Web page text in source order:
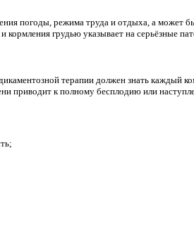
погоды, режима труда и отдыха, а может
грудью указывает на серьёзные
терапии должен знать каждый
приводит к полному бесплодию или